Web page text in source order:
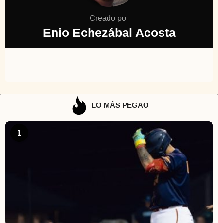
Creado por
Enio Echezábal Acosta
LO MÁS PEGAO
1